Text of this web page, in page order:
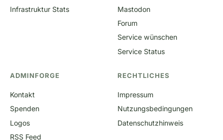
Infrastruktur Stats
Mastodon
Forum
Service wünschen
Service Status
ADMINFORGE
Kontakt
Spenden
Logos
RSS Feed
RECHTLICHES
Impressum
Nutzungsbedingungen
Datenschutzhinweis